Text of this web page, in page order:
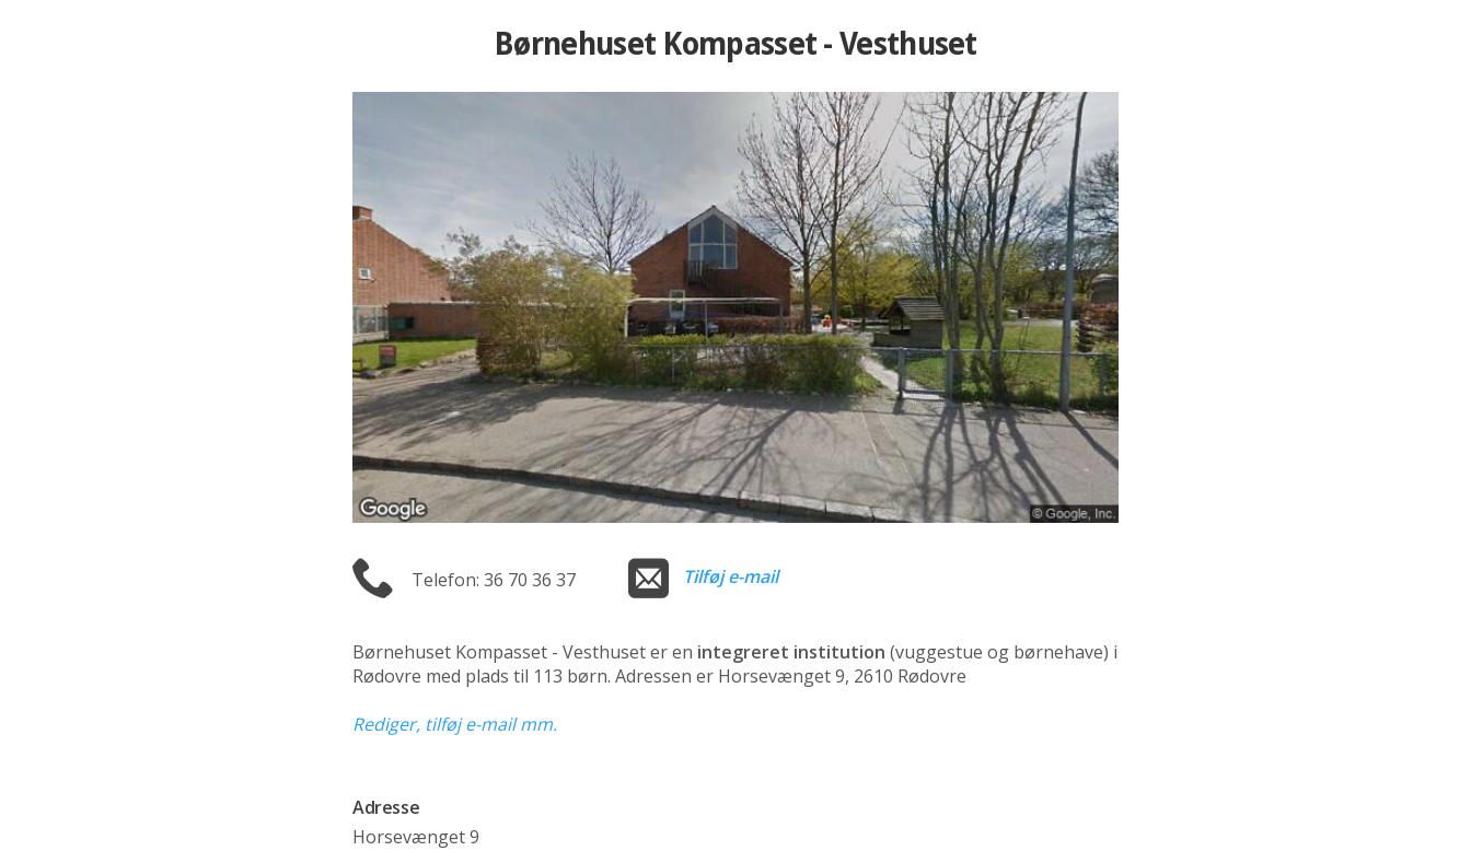
Børnehuset Kompasset - Vesthuset
Telefon: 36 70 36 37 Tilføj e-mail
Børnehuset Kompasset - Vesthuset er en integreret institution (vuggestue og børnehave) i
Rødovre med plads til 113 børn. Adressen er Horsevænget 9, 2610 Rødovre
Rediger, tilføj e-mail mm.
Adresse
Horsevænget 9